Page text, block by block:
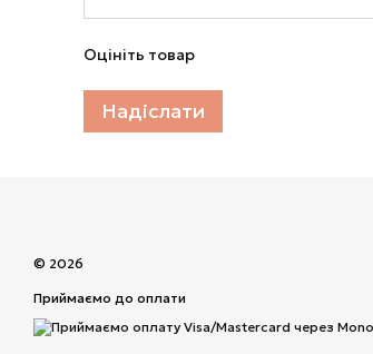
Оцініть товар
Надіслати
© 2026
Приймаємо до оплати